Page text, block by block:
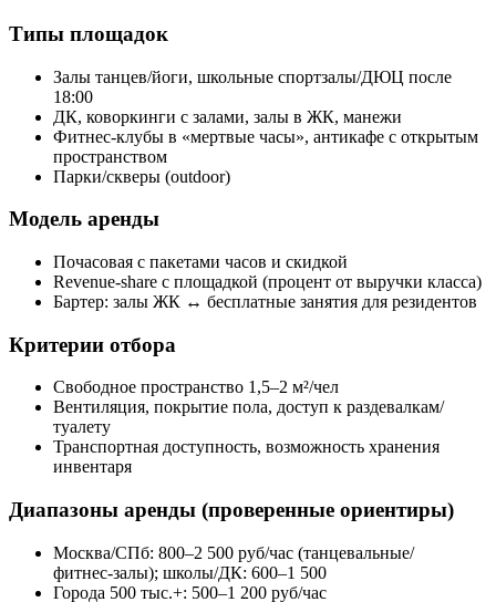
Типы площадок
Залы танцев/йоги, школьные спортзалы/ДЮЦ после
18:00
ДК, коворкинги с залами, залы в ЖК, манежи
Фитнес‑клубы в «мертвые часы», антикафе с открытым
пространством
Парки/скверы (outdoor)
Модель аренды
Почасовая с пакетами часов и скидкой
Revenue‑share с площадкой (процент от выручки класса)
Бартер: залы ЖК ↔ бесплатные занятия для резидентов
Критерии отбора
Свободное пространство 1,5–2 м²/чел
Вентиляция, покрытие пола, доступ к раздевалкам/
туалету
Транспортная доступность, возможность хранения
инвентаря
Диапазоны аренды (проверенные ориентиры)
Москва/СПб: 800–2 500 руб/час (танцевальные/
фитнес‑залы); школы/ДК: 600–1 500
Города 500 тыс.+: 500–1 200 руб/час